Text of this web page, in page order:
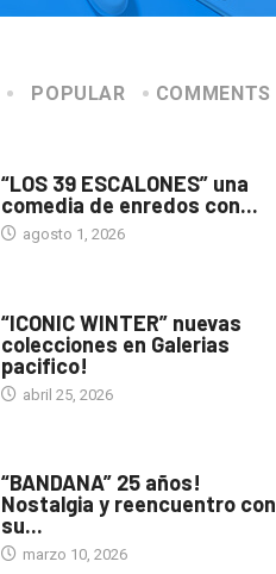
POPULAR COMMENTS
“LOS 39 ESCALONES” una
comedia de enredos con...
agosto 1, 2026
“ICONIC WINTER” nuevas
colecciones en Galerias
pacifico!
abril 25, 2026
“BANDANA” 25 años!
Nostalgia y reencuentro con
su...
marzo 10, 2026